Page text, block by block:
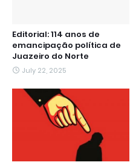
Editorial: 114 anos de
emancipação política de
Juazeiro do Norte
July 22, 2025